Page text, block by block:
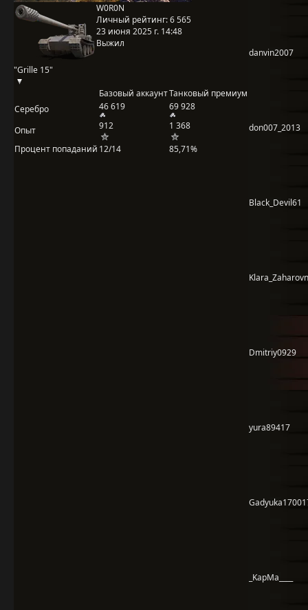
"Grille 15"
W0R0N
Личный рейтинг:6 565
23 июня 2025 г. 14:48
Выжил
Базовый аккаунтТанковый премиум
Серебро
46 619 69 928
Опыт 912
1 368
Процент попаданий 12/14 85,71%
danvin2007
don007_2013
Black_Devil61
Dmitriy0929
yura89417
_KapMa____